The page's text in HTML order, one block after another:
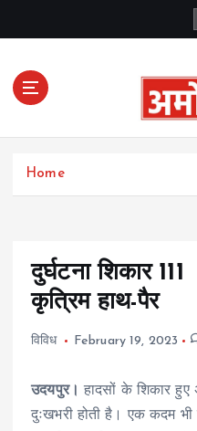
c
Amolak News
Home
दुर्घटना शिकार
कृत्रिम हाथ-पैर
विविध February 19, 2023
उदयपुर।
हादसों के शिकार हुए
दुःखभरी होती है। एक कदम भी